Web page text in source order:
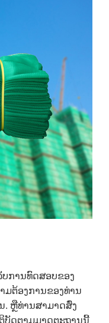
ການທົດສອບຂອງ
ມຕ້ອງການຂອງທ່ານ
. ຫຼືທ່ານສາມາດສົ່ງ
ບັດຕາມມາດຕະຖານນີ້